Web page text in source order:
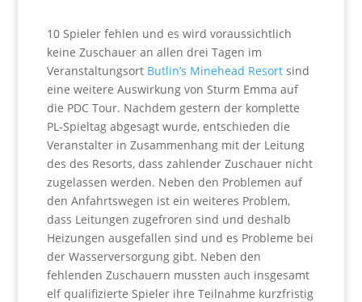
10 Spieler fehlen und es wird voraussichtlich
keine Zuschauer an allen drei Tagen im
Veranstaltungsort Butlin’s Minehead Resortsind
eine weitere Auswirkung von Sturm Emma auf
die PDC Tour. Nachdem gestern der komplette
PL-Spieltag abgesagt wurde, entschieden die
Veranstalter in Zusammenhang mit der Leitung
des des Resorts, dass zahlender Zuschauer nicht
zugelassen werden. Neben den Problemen auf
den Anfahrtswegen ist ein weiteres Problem,
dass Leitungen zugefroren sind und deshalb
Heizungen ausgefallen sind und es Probleme bei
der Wasserversorgung gibt. Neben den
fehlenden Zuschauern mussten auch insgesamt
elf qualifizierte Spieler ihre Teilnahme kurzfristig